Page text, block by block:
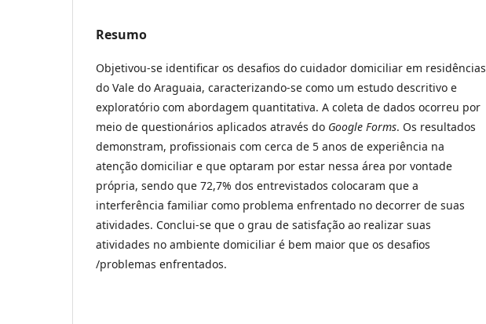
Resumo
Objetivou-se identificar os desafios do cuidador domiciliar em residências
do Vale do Araguaia, caracterizando-se como um estudo descritivo e
exploratório com abordagem quantitativa. A coleta de dados ocorreu por
meio de questionários aplicados através do Google Forms. Os resultados
demonstram, profissionais com cerca de 5 anos de experiência na
atenção domiciliar e que optaram por estar nessa área por vontade
própria, sendo que 72,7% dos entrevistados colocaram que a
interferência familiar como problema enfrentado no decorrer de suas
atividades. Conclui-se que o grau de satisfação ao realizar suas
atividades no ambiente domiciliar é bem maior que os desafios
/problemas enfrentados.